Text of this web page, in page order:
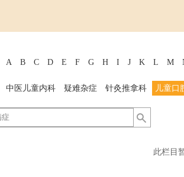
A B C D E F G H I J K L M
中医儿童内科 疑难杂症 针灸推拿科 儿童口
此栏目